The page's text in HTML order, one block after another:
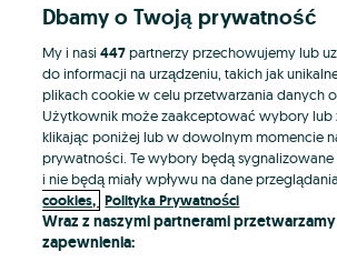
Kontynuuj przez
Kontynuuj przez
Kontynuuj przez konto
LUB
Dbamy o Twoją prywatność
My i nasi447partnerzy przechowujemy lub
do informacji na urządzeniu, takich jak
plikach cookie w celu przetwarzania danych
Użytkownik może zaakceptować wybory lub
klikając poniżej lub w dowolnym momencie
prywatności. Te wybory będą sygnalizowane
i nie będą miały wpływu na dane przeglądania.
cookies, Polityka Prywatności
Wraz z naszymi partnerami
zapewnienia: